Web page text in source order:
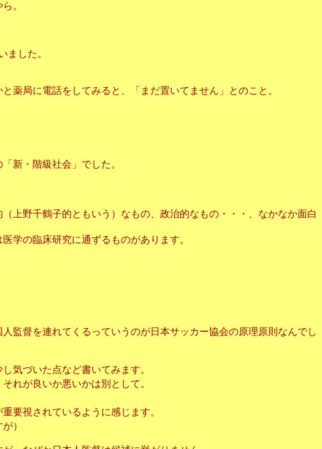
。
ました。
薬局に電話をしてみると、「まだ置いてません」とのこと。
新・階級社会」でした。
上野千鶴子的ともいう）なもの、政治的なもの・・・、なかなか面白
学の臨床研究に通ずるものがあります。
監督を連れてくるっていうのが日本サッカー協会の原理原則なんでし
気づいた点など書いてみます。
れが良いか悪いかは別として。
要視されているように感じます。
）